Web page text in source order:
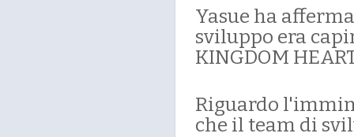
Yasue ha
sviluppo era
KINGDOM
Riguardo
che il team di